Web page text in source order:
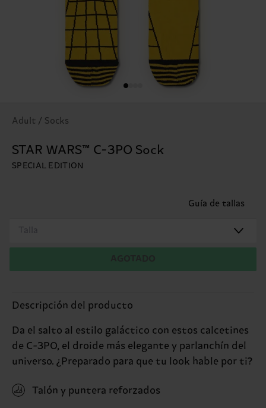
Adult / Socks
STAR WARS™ C-3PO Sock
SPECIAL EDITION
Guía de tallas
Talla
Descripción del producto
Da el salto al estilo galáctico con estos calcetines
de C-3PO, el droide más elegante y parlanchín del
universo. ¿Preparado para que tu look hable por ti?
Talón y puntera reforzados